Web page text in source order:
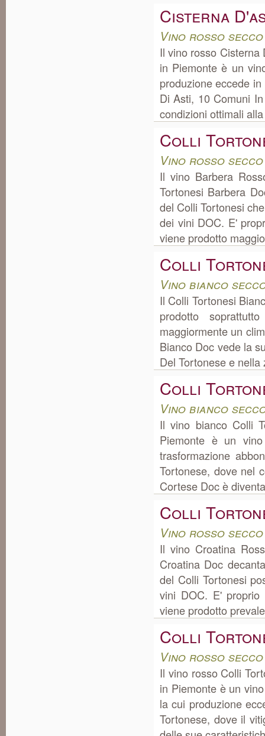
Cisterna
Vino rosso secco
Il vino rosso Cisterna
in Piemonte è un
produzione eccede
Di Asti, 10 Comuni
condizioni ottimali
Colli
Vino rosso secco
Il vino Barbera
Tortonesi Barbera
del Colli Tortonesi
dei vini DOC. E'
viene prodotto
Colli
Vino bianco
Il Colli Tortonesi
prodotto
maggiormente un
Bianco Doc vede la
Del Tortonese e
Colli
Vino bianco
Il vino bianco Colli
Piemonte è un
trasformazione
Tortonese, dove nel
Cortese Doc è
Colli
Vino rosso secco
Il vino Croatina
Croatina Doc
del Colli Tortonesi
vini DOC. E'
viene prodotto
Colli
Vino rosso secco
Il vino rosso Colli
in Piemonte è un
la cui produzione
Tortonese, dove il